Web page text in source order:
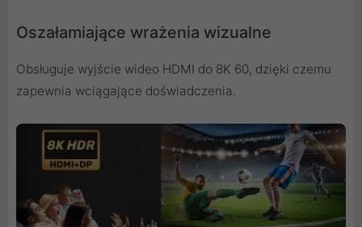
Oszałamiające wrażenia wizualne
Obsługuje wyjście wideo HDMI do 8K 60, dzięki czemu
zapewnia wciągające doświadczenia.